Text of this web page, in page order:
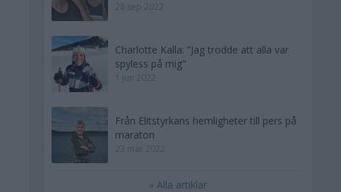
28 sep 2022
Charlotte Kalla: ”Jag trodde att alla var
spyless på mig"
1 jun 2022
Från Elitstyrkans hemligheter till pers på
maraton
23 mar 2022
» Alla artiklar